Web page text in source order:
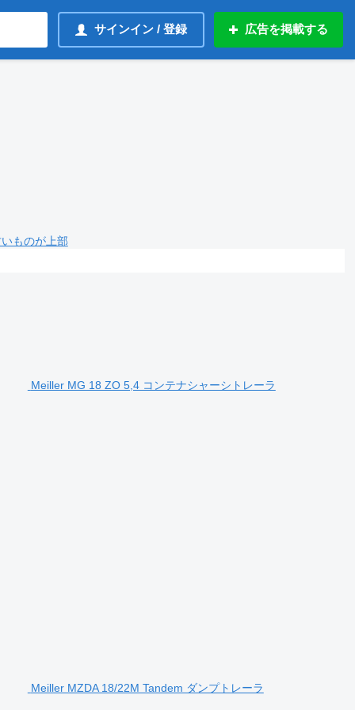
サインイン / 登録 広告を掲載する
ものが上部
Meiller MG 18 ZO 5,4 コンテナシャーシトレーラ
Meiller MZDA 18/22M Tandem ダンプトレーラ